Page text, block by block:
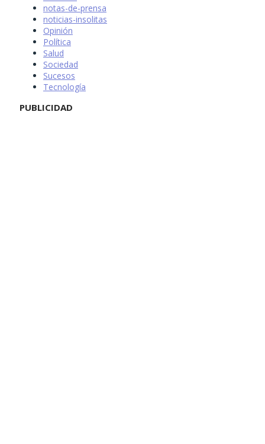
notas-de-prensa
noticias-insolitas
Opinión
Política
Salud
Sociedad
Sucesos
Tecnología
PUBLICIDAD